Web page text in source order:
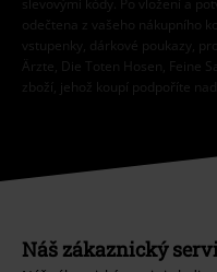
Tímto souhlasím se zasíláním
pravidelně mi posílat
budou zpracovány v souladu s
Můj souhlas mohu kdykoliv